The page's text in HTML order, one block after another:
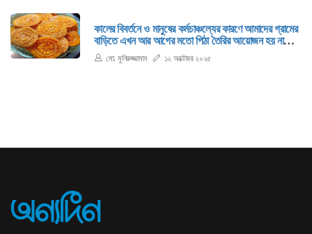
কালের বিবর্তনে ও মানুষের কর্মচাঞ্চল্যের কারণে আমাদের গ্রামের
বাড়িতে এখন আর আগের মতো পিঠা তৈরির আয়োজন হয় না
বললেই চলে।
মো. মুনিরুজ্জামান ১২ অক্টোবর ২০২৫